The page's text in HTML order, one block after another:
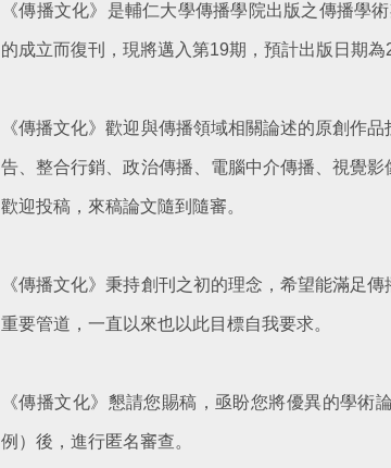
《傳播文化》是輔仁大學傳播學院出版之傳播學
的成立而復刊，現將邁入第19期，預計出版日期為
《傳播文化》歡迎與傳播領域相關論述的原創作
告、整合行銷、政治傳播、電腦中介傳播、視覺
歡迎投稿，來稿論文隨到隨審。
《傳播文化》秉持創刊之初的理念，希望能滿足
重要管道，一直以來也以此目標自我要求。
《傳播文化》懇請您賜稿，亟盼您將優異的學
例）後，進行匿名審查。